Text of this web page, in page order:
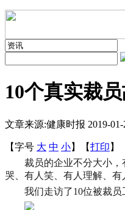
10个真实裁
文章来源:健康时报 2019-
【字号 大 中 小】 【打印 】
裁员的企业不分大小
哭、有人笑、有人理解、
我们走访了10位被裁员